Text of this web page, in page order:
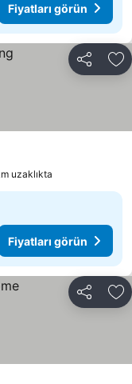
Fiyatları görün
Paylaş
uzaklıkta
Fiyatları görün
Paylaş